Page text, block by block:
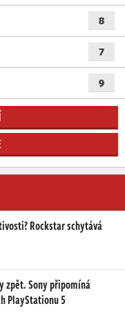
8
7
9
Rockstar schytává
zpět. Sony připomíná
PlayStationu 5